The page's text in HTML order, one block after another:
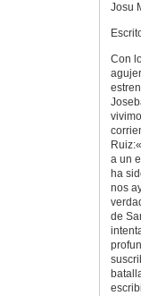
Josu
Con
a un
ha
nos
de